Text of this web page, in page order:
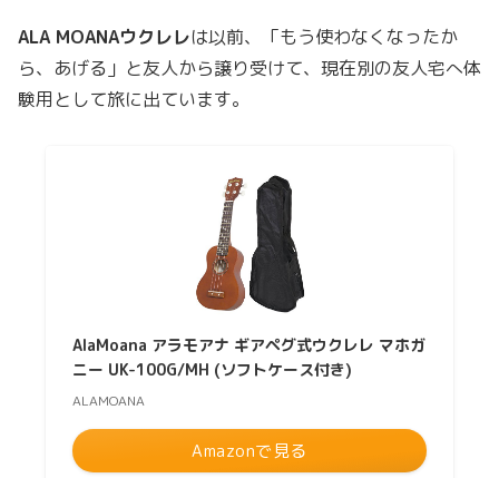
ALA MOANAウクレレは以前、「もう使わなくなったか
ら、あげる」と友人から譲り受けて、現在別の友人宅へ体
験用として旅に出ています。
AlaMoana アラモアナ ギアペグ式ウクレレ マホガ
ニー UK-100G/MH (ソフトケース付き)
ALAMOANA
Amazonで見る